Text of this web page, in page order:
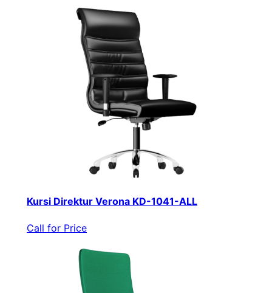
Kursi Direktur Verona KD-1041-ALL
Call for Price